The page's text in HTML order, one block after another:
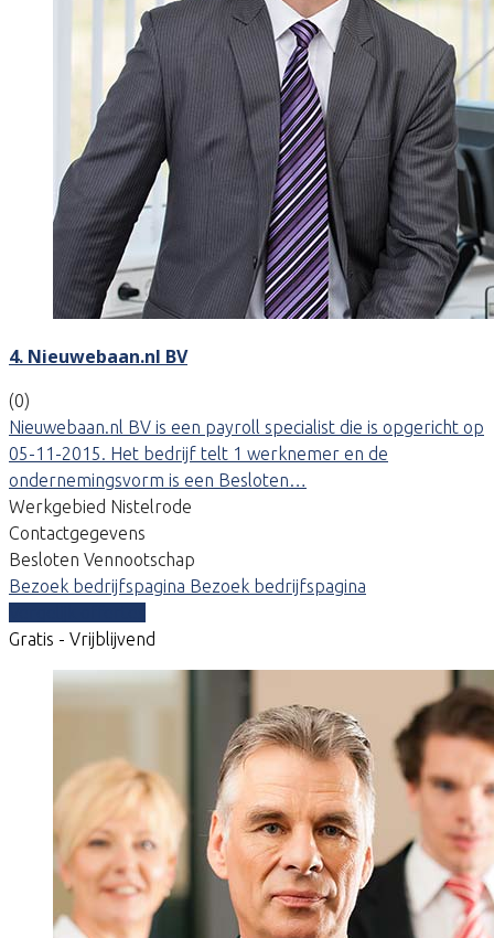
4. Nieuwebaan.nl BV
(0)
Nieuwebaan.nl BV is een payroll specialist die is opgericht op
05-11-2015. Het bedrijf telt 1 werknemer en de
ondernemingsvorm is een Besloten…
Werkgebied Nistelrode
Contactgegevens
Besloten Vennootschap
Bezoek bedrijfspagina Bezoek bedrijfspagina
Gratis - Vrijblijvend